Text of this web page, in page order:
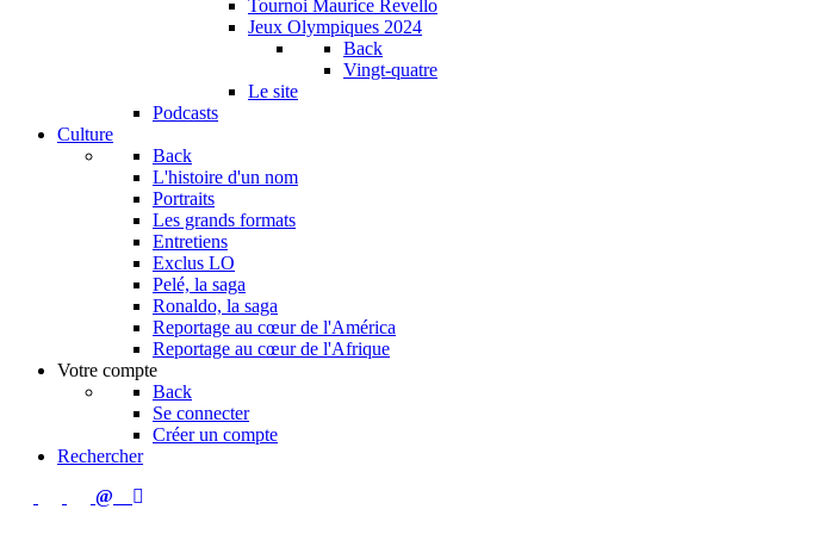
Tournoi Maurice Revello
Jeux Olympiques 2024
Back
Vingt-quatre
Le site
Podcasts
Culture
Back
L'histoire d'un nom
Portraits
Les grands formats
Entretiens
Exclus LO
Pelé, la saga
Ronaldo, la saga
Reportage au cœur de l'América
Reportage au cœur de l'Afrique
Votre compte
Back
Se connecter
Créer un compte
Rechercher